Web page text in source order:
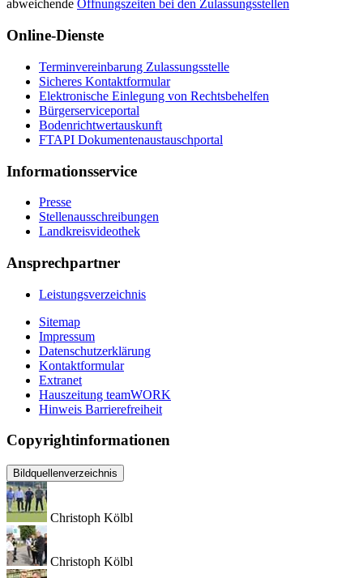
abweichende Öffnungszeiten bei den Zulassungsstellen
Online-Dienste
Terminvereinbarung Zulassungsstelle
Sicheres Kontaktformular
Elektronische Einlegung von Rechtsbehelfen
Bürgerserviceportal
Bodenrichtwertauskunft
FTAPI Dokumentenaustauschportal
Informationsservice
Presse
Stellenausschreibungen
Landkreisvideothek
Ansprechpartner
Leistungsverzeichnis
Sitemap
Impressum
Datenschutzerklärung
Kontaktformular
Extranet
Hauszeitung teamWORK
Hinweis Barrierefreiheit
Copyrightinformationen
Bildquellenverzeichnis
Christoph Kölbl
Christoph Kölbl